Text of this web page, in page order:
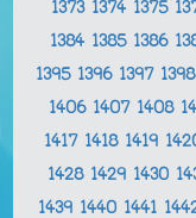
1373 1374 1375
1384 1385 1386
1395 1396 1397 1398
1406 1407 1408
1417 1418 1419
1428 1429 1430
1439 1440 1441